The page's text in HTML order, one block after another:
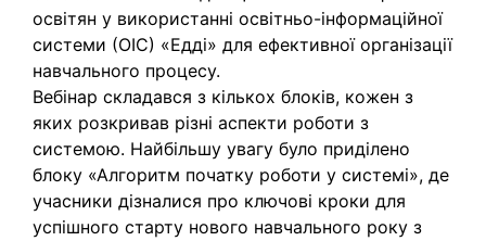
освітян у використанні освітньо-інформаційної
системи (ОІС) «Едді» для ефективної організації
навчального процесу.
Вебінар складався з кількох блоків, кожен з
яких розкривав різні аспекти роботи з
системою. Найбільшу увагу було приділено
блоку «Алгоритм початку роботи у системі», де
учасники дізналися про ключові кроки для
успішного старту нового навчального року з